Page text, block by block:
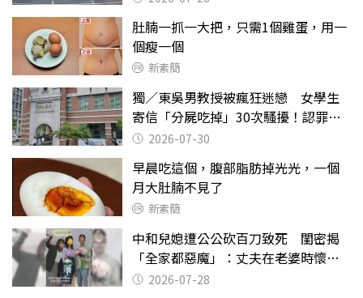
肚腩一抓一大把，只需1個雞蛋，用一
個瘦一個
新素簡
獨／東吳男教授被瘋狂迷戀 女學生
寄信「分屍吃掉」30次騷擾！認罪免
關 2026-07-30
早晨吃這個，腹部脂肪掉光光，一個
月大肚腩不見了
新素簡
中和兒媳遭公公砍百刀致死 閨密揭
「全家都惡魔」：丈夫在老婆時懷孕
摔東西
2026-07-28